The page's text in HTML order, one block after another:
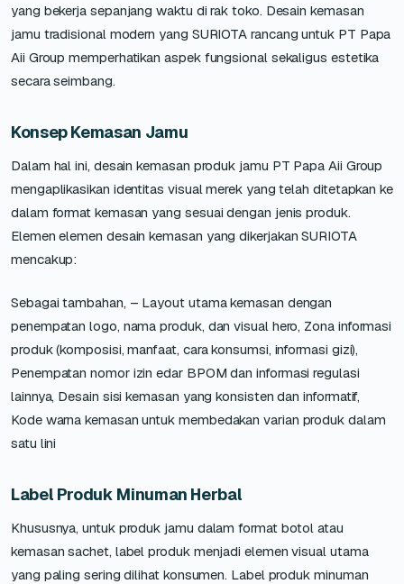
yang bekerja sepanjang waktu di rak toko. Desain kemasan
jamu tradisional modern yang SURIOTA rancang untuk PT Papa
Aii Group memperhatikan aspek fungsional sekaligus estetika
secara seimbang.
Konsep Kemasan Jamu
Dalam hal ini, desain kemasan produk jamu PT Papa Aii Group
mengaplikasikan identitas visual merek yang telah ditetapkan ke
dalam format kemasan yang sesuai dengan jenis produk.
Elemen elemen desain kemasan yang dikerjakan SURIOTA
mencakup:
Sebagai tambahan, – Layout utama kemasan dengan
penempatan logo, nama produk, dan visual hero, Zona informasi
produk (komposisi, manfaat, cara konsumsi, informasi gizi),
Penempatan nomor izin edar BPOM dan informasi regulasi
lainnya, Desain sisi kemasan yang konsisten dan informatif,
Kode warna kemasan untuk membedakan varian produk dalam
satu lini
Label Produk Minuman Herbal
Khususnya, untuk produk jamu dalam format botol atau
kemasan sachet, label produk menjadi elemen visual utama
yang paling sering dilihat konsumen. Label produk minuman